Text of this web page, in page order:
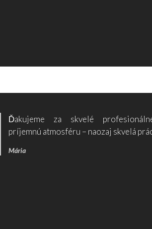
Ďakujeme za skvelé
príjemnú atmosféru – naozaj skvelá
Mária